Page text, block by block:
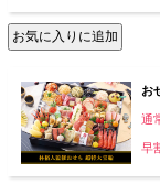
お
通
早